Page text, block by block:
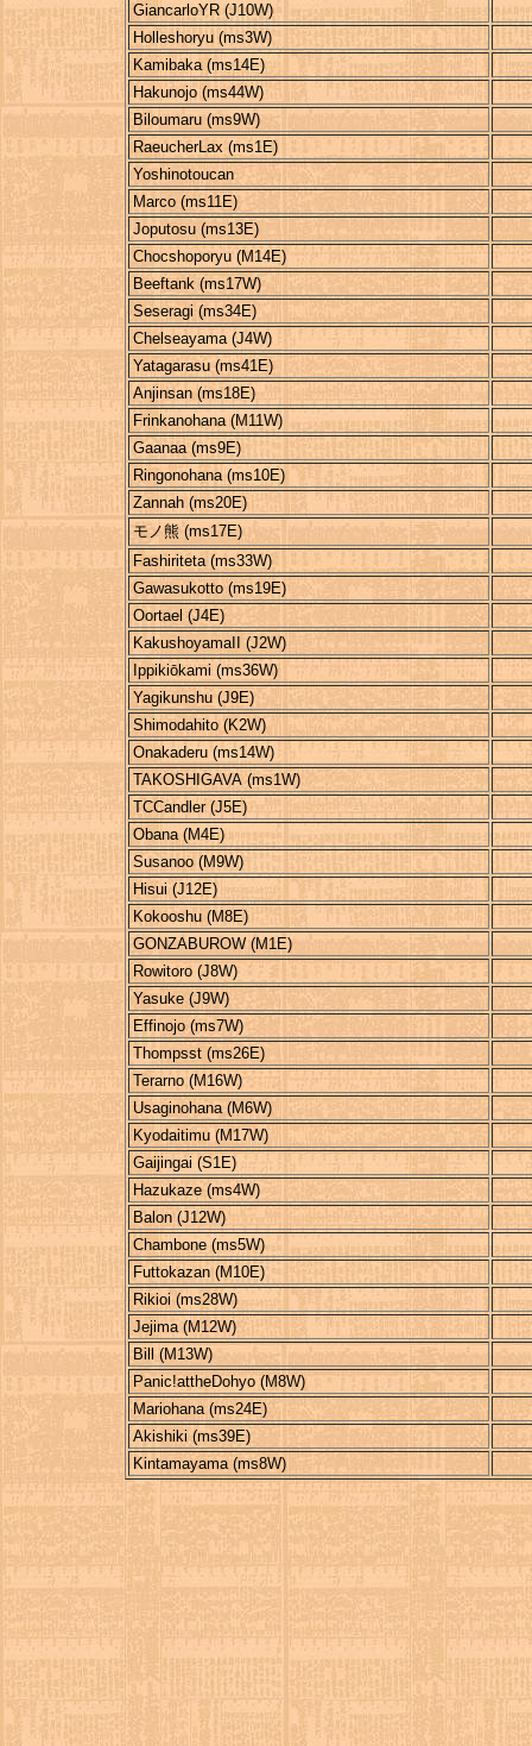
GiancarloYR (J10W)
Holleshoryu (ms3W)
Kamibaka (ms14E)
Hakunojo (ms44W)
Biloumaru (ms9W)
RaeucherLax (ms1E)
Yoshinotoucan
Marco (ms11E)
Joputosu (ms13E)
Chocshoporyu (M14E)
Beeftank (ms17W)
Seseragi (ms34E)
Chelseayama (J4W)
Yatagarasu (ms41E)
Anjinsan (ms18E)
Frinkanohana (M11W)
Gaanaa (ms9E)
Ringonohana (ms10E)
Zannah (ms20E)
モノ熊 (ms17E)
Fashiriteta (ms33W)
Gawasukotto (ms19E)
Oortael (J4E)
KakushoyamaII (J2W)
Ippikiōkami (ms36W)
Yagikunshu (J9E)
Shimodahito (K2W)
Onakaderu (ms14W)
TAKOSHIGAVA (ms1W)
TCCandler (J5E)
Obana (M4E)
Susanoo (M9W)
Hisui (J12E)
Kokooshu (M8E)
GONZABUROW (M1E)
Rowitoro (J8W)
Yasuke (J9W)
Effinojo (ms7W)
Thompsst (ms26E)
Terarno (M16W)
Usaginohana (M6W)
Kyodaitimu (M17W)
Gaijingai (S1E)
Hazukaze (ms4W)
Balon (J12W)
Chambone (ms5W)
Futtokazan (M10E)
Rikioi (ms28W)
Jejima (M12W)
Bill (M13W)
Panic!attheDohyo (M8W)
Mariohana (ms24E)
Akishiki (ms39E)
Kintamayama (ms8W)